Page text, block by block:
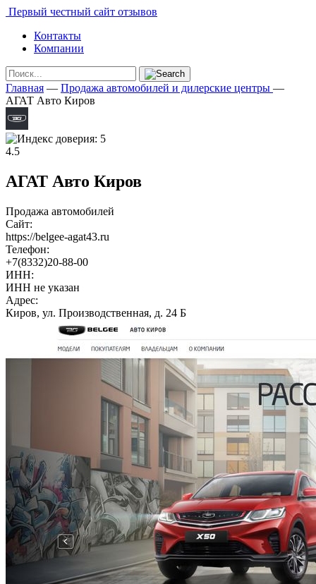
Первый честный сайт отзывов
Контакты
Компании
Главная — Продажа автомобилей и дилерские центры —
АГАТ Авто Киров
4.5
АГАТ Авто Киров
Продажа автомобилей
Сайт:
https://belgee-agat43.ru
Телефон:
+7(8332)20-88-00
ИНН:
ИНН не указан
Адрес:
Киров, ул. Производственная, д. 24 Б